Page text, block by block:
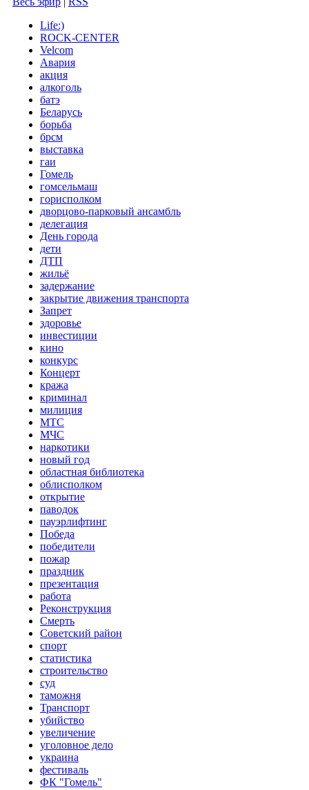
Life:)
ROCK-CENTER
Velcom
Авария
акция
алкоголь
батэ
Беларусь
борьба
брсм
выставка
гаи
Гомель
гомсельмаш
горисполком
дворцово-парковый ансамбль
делегация
День города
дети
ДТП
жильё
задержание
закрытие движения транспорта
Запрет
здоровье
инвестиции
кино
конкурс
Концерт
кража
криминал
милиция
МТС
МЧС
наркотики
новый год
областная библиотека
облисполком
открытие
паводок
пауэрлифтинг
Победа
победители
пожар
праздник
презентация
работа
Реконструкция
Смерть
Советский район
спорт
статистика
строительство
суд
таможня
Транспорт
убийство
увеличение
уголовное дело
украина
фестиваль
ФК "Гомель"